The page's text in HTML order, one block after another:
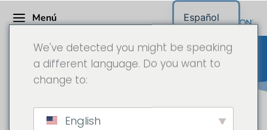
Menú
los profesionales para
timelapse
We've detected you might be speaking
a different language. Do you want to
change to:
English
Español